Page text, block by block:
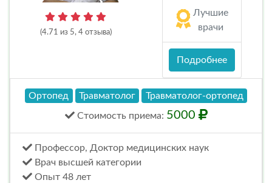
(4.71 из 5, 4 отзыва)
Лучшие
врачи
Подробнее
Ортопед Травматолог Травматолог-ортопед
Стоимость приема: 5000
Профессор, Доктор медицинских наук
Врач высшей категории
Опыт 48 лет